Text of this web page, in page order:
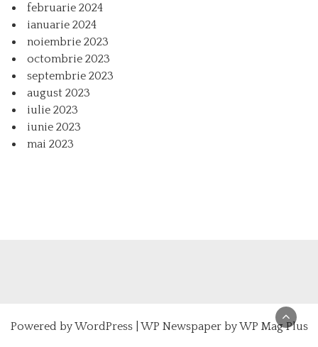
februarie 2024
ianuarie 2024
noiembrie 2023
octombrie 2023
septembrie 2023
august 2023
iulie 2023
iunie 2023
mai 2023
Powered byWordPress| WP Newspaper by WP Mag Plus